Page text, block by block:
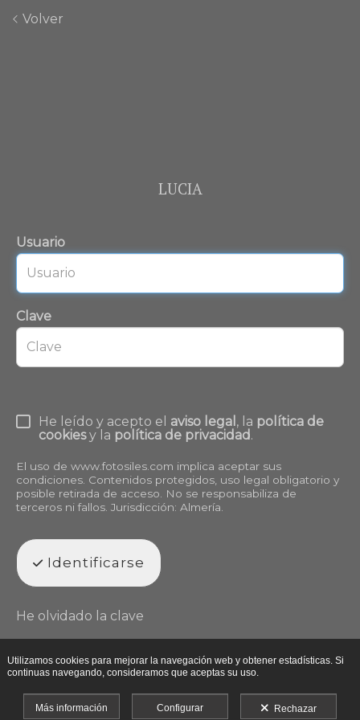
Volver
LUCIA
Usuario
Clave
He leído y acepto el aviso legal , la política de
cookiesy la política de privacidad.
El uso de www.fotosiles.com implica aceptar sus
condiciones. Contenidos protegidos, uso legal obligatorio y
posible retirada de acceso. No se responsabiliza de
terceros ni fallos. Jurisdicción: Almería.
Identificarse
He olvidado la clave
Utilizamos cookies para mejorar la navegación web y obtener estadísticas. Si
continuas navegando, consideramos que aceptas su uso.
Más información Configurar Rechazar